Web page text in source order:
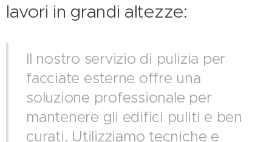
lavori in grandi altezze:
Il nostro servizio di pulizia per
facciate esterne offre una
soluzione professionale per
mantenere gli edifici puliti e ben
curati. Utilizziamo tecniche e